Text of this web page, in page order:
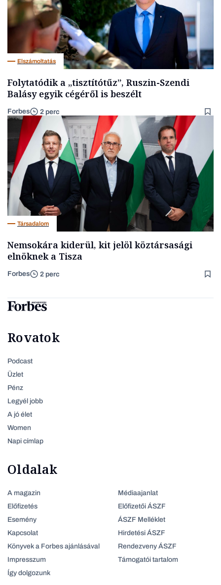
Elszámoltatás
Folytatódik a „tisztítótűz”, Ruszin-Szendi
Balásy egyik cégéről is beszélt
Forbes 2 perc
Társadalom
Nemsokára kiderül, kit jelöl köztársasági
elnöknek a Tisza
Forbes 2 perc
Rovatok
Podcast
Üzlet
Pénz
Legyél jobb
A jó élet
Women
Napi címlap
Oldalak
A magazin
Előfizetés
Esemény
Kapcsolat
Könyvek a Forbes ajánlásával
Impresszum
Így dolgozunk
Médiaajanlat
Előfizetői ÁSZF
ÁSZF Melléklet
Hirdetési ÁSZF
Rendezveny ÁSZF
Támogatói tartalom